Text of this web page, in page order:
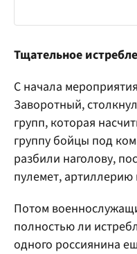
Тщательное
С начала
Заворотный,
групп, которая
группу бойцы под
разбили наголову,
пулемет,
Потом
полностью ли
одного россиянина